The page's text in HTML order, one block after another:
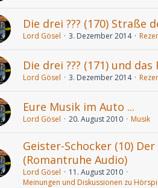
Die drei ??? (170) Straße
Lord Gösel 3. Dezember 2014
Die drei ??? (171) und
Lord Gösel 3. Dezember 2014
Eure Musik im Auto ...
Lord Gösel 20. August 2010 Musik
Geister-Schocker (10)
(Romantruhe Audio)
Lord Gösel
11. August 2010
Meinungen und Diskussionen zu